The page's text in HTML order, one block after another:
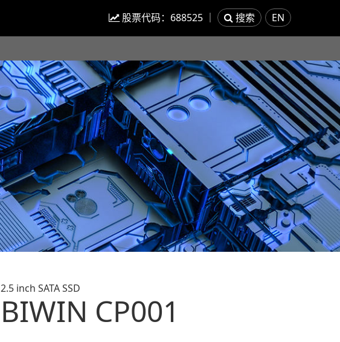
股票代码： 688525 搜索 EN
2.5 inch SATA SSD
BIWIN CP001